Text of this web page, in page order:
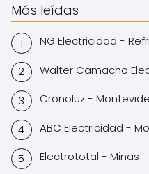
Más leídas
NG Electricidad -
Walter Camacho
Cronoluz -
ABC Electricidad -
Electrototal - Minas